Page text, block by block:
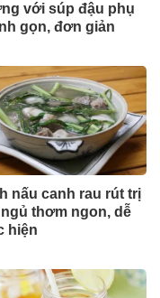
với súp đậu phụ
gọn, đơn giản
nấu canh rau rút trị
ngủ thơm ngon, dễ
hiện